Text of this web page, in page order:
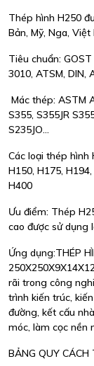
Thép hình H250
Bản, Mỹ, Nga, Việt
Tiêu chuẩn:
3010, ATSM, DIN,
Mác thép: ASTM
S355, S355JR
S235JO...
Các loại thép hình
H150, H175,
H400
Ưu điểm: Thép
cao được sử dụng
Ứng dụng:THÉP
rãi trong công
trình kiến trúc,
đường, kết cấu
móc, làm cọc nền
BẢNG QUY CÁCH